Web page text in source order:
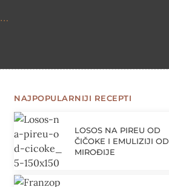
NAJPOPULARNIJI RECEPTI
LOSOS NA PIREU OD
ČIČOKE I EMULIZIJI OD
MIROĐIJE